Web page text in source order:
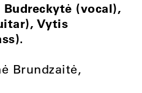
(vocal),
Vytis
Brundzaitė,